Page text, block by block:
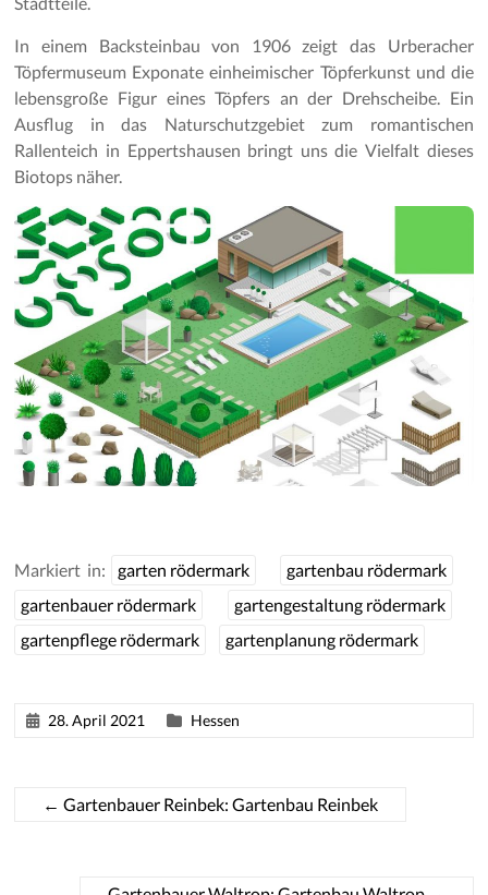
In einem Backsteinbau von 1906 zeigt das Urberacher
Töpfermuseum Exponate einheimischer Töpferkunst und die
lebensgroße Figur eines Töpfers an der Drehscheibe. Ein
Ausflug in das Naturschutzgebiet zum romantischen
Rallenteich in Eppertshausen bringt uns die Vielfalt dieses
Biotops näher.
Markiert in: garten rödermark
gartenbau rödermark
gartenbauer rödermark
gartengestaltung rödermark
gartenpflege rödermark
gartenplanung rödermark
28. April 2021 Hessen
← Gartenbauer Reinbek: Gartenbau Reinbek